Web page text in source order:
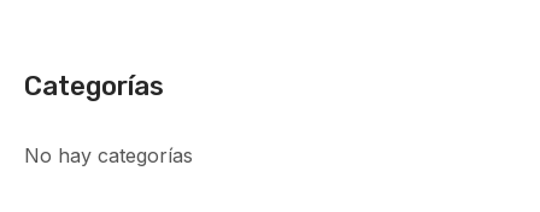
Categorías
No hay categorías